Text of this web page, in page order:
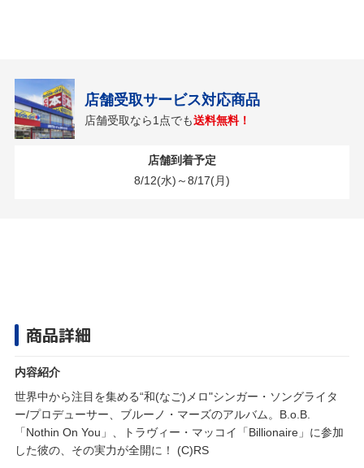
店舗受取サービス対応商品
店舗受取なら1点でも送料無料！
店舗到着予定
8/12(水)～8/17(月)
商品詳細
内容紹介
世界中から注目を集める“和(なご)メロ"シンガー・ソングライタ
ー/プロデューサー、ブルーノ・マーズのアルバム。B.o.B.
「Nothin On You」、トラヴィー・マッコイ「Billionaire」に参加
した彼の、その実力が全開に！ (C)RS